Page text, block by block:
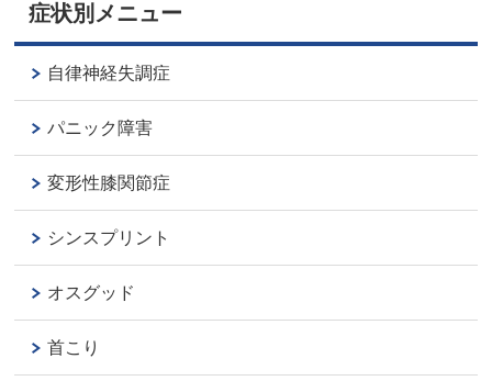
症状別メニュー
自律神経失調症
パニック障害
変形性膝関節症
シンスプリント
オスグッド
首こり